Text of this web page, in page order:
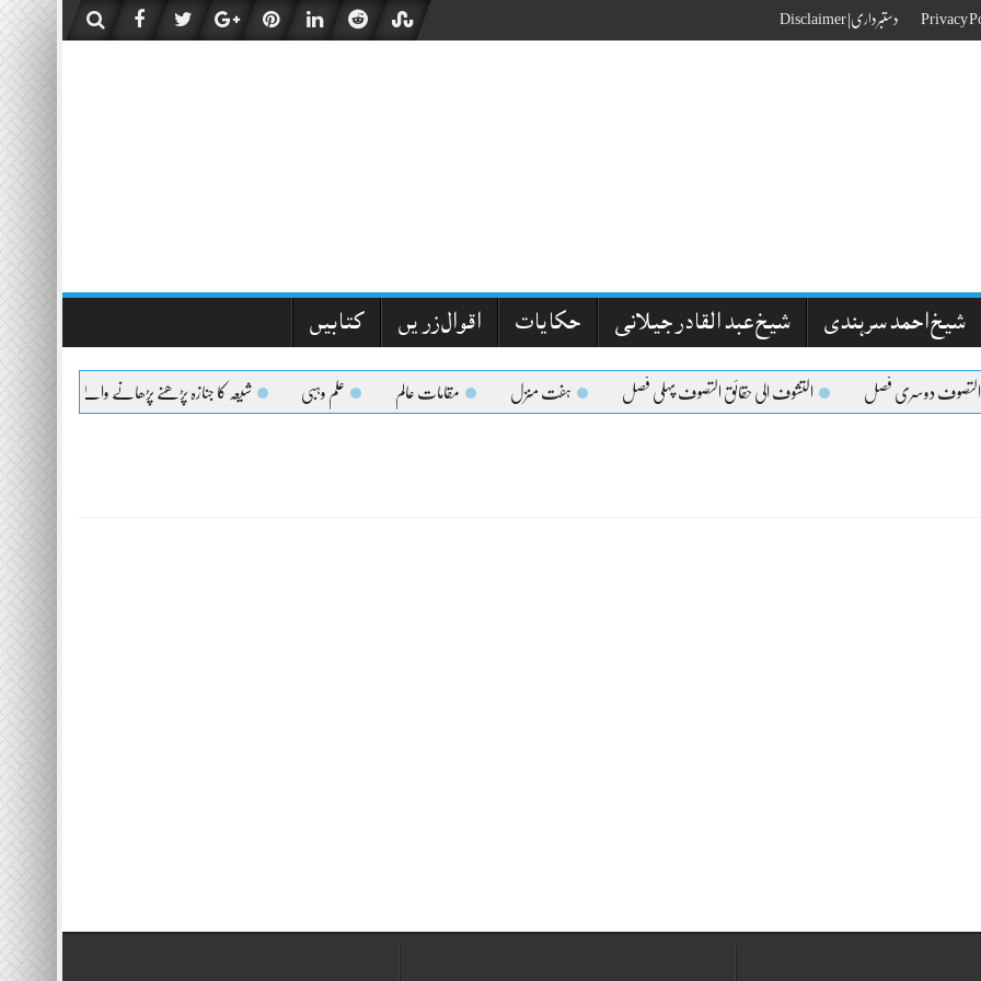
دستبرداری| Disclaimer
شیخ احمد سرہندی شیخ عبد القادر جیلانی حکایات اقوال زریں کتابیں
التصوف دوسری فصل التشوف الی حقائق التصوف پہلی فصل ہفت منزل مقامات عالم علم وہبی شیعہ کا جنازہ پڑھنے پڑھانے والےکیلئے اعلیٰحضرت